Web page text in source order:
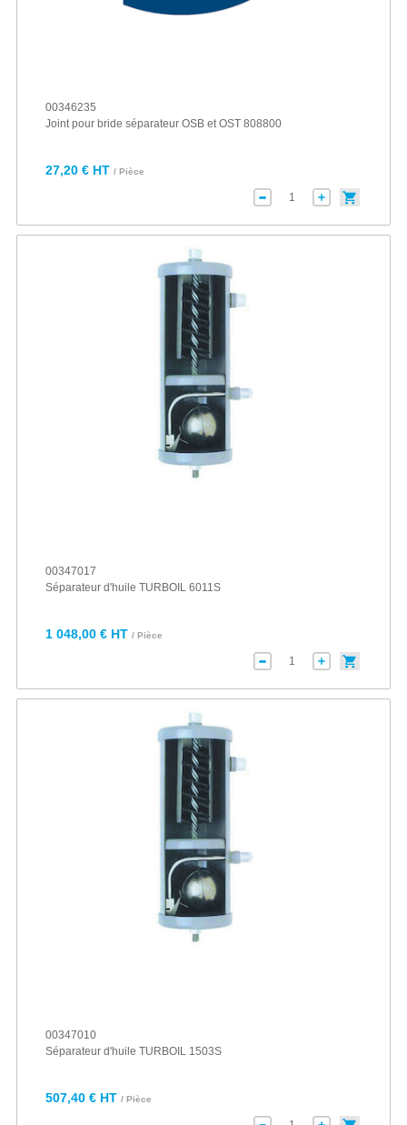
00346235
Joint pour bride séparateur OSB et OST 808800
27,20 € HT / Pièce
00347017
Séparateur d'huile TURBOIL 6011S
1 048,00 € HT / Pièce
00347010
Séparateur d'huile TURBOIL 1503S
507,40 € HT / Pièce